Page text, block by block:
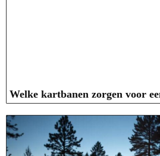
Welke kartbanen zorgen voor